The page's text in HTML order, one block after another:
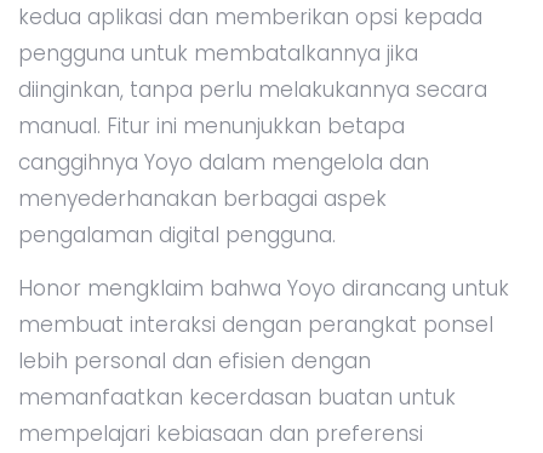
kedua aplikasi dan memberikan opsi kepada
pengguna untuk membatalkannya jika
diinginkan, tanpa perlu melakukannya secara
manual. Fitur ini menunjukkan betapa
canggihnya Yoyo dalam mengelola dan
menyederhanakan berbagai aspek
pengalaman digital pengguna.
Honor mengklaim bahwa Yoyo dirancang untuk
membuat interaksi dengan perangkat ponsel
lebih personal dan efisien dengan
memanfaatkan kecerdasan buatan untuk
mempelajari kebiasaan dan preferensi